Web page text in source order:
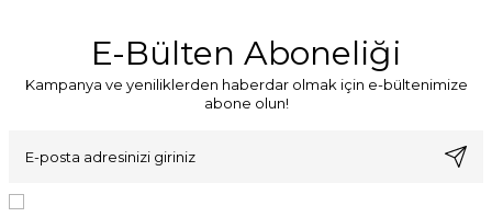
E-Bülten Aboneliği
Kampanya ve yeniliklerden haberdar olmak için e-bültenimize
abone olun!